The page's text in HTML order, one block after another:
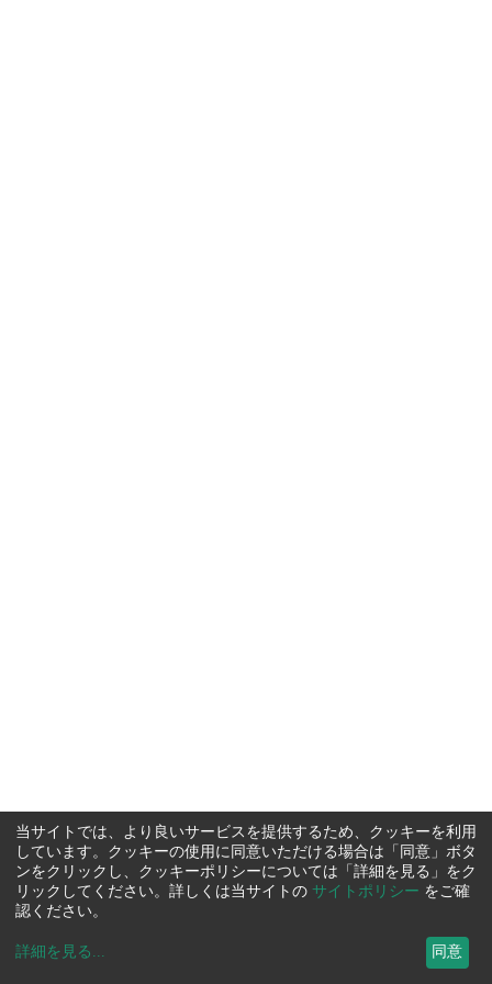
当サイトでは、より良いサービスを提供するため、クッキーを利用
しています。クッキーの使用に同意いただける場合は「同意」ボタ
ンをクリックし、クッキーポリシーについては「詳細を見る」をク
リックしてください。詳しくは当サイトの サイトポリシー をご確
認ください。
詳細を見る ... 同意